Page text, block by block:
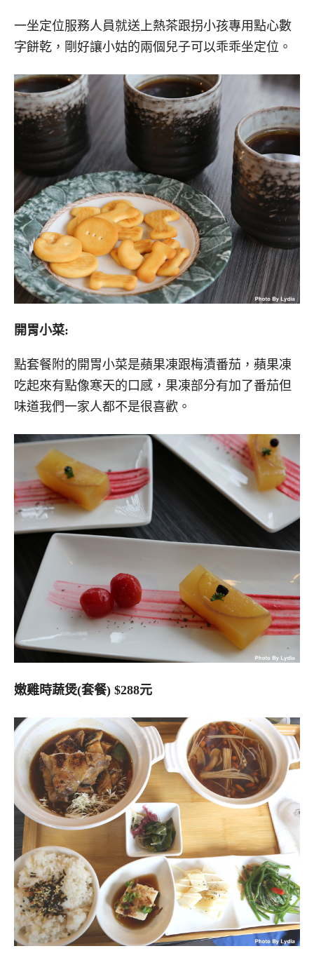
一坐定位服務人員就送上熱茶跟拐小孩專用點心數
字餅乾，剛好讓小姑的兩個兒子可以乖乖坐定位。
開胃小菜:
點套餐附的開胃小菜是蘋果凍跟梅漬番茄，蘋果凍
吃起來有點像寒天的口感，果凍部分有加了番茄但
味道我們一家人都不是很喜歡。
嫩雞時蔬煲(套餐) $288元